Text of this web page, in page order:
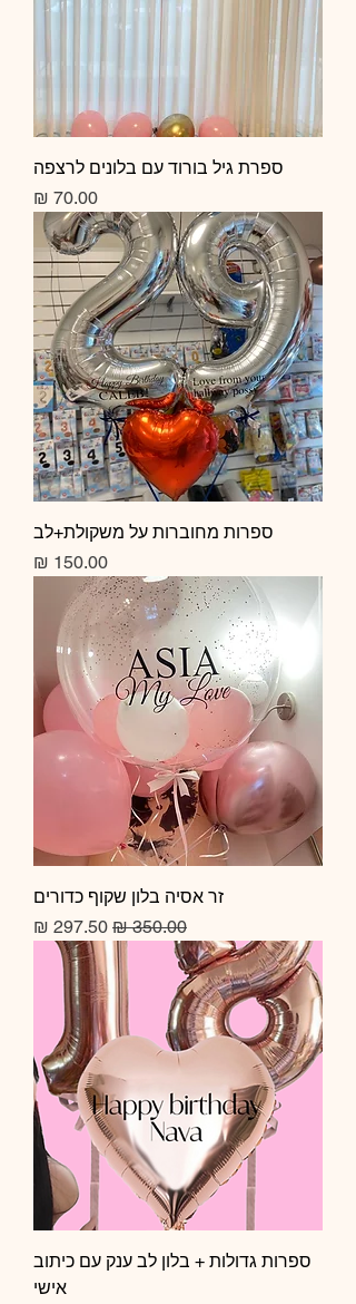
ספרת גיל בורוד עם בלונים לרצפה
מחיר
ספרות מחוברות על משקולת+לב
מחיר
זר אסיה בלון שקוף כדורים
מחיר רגיל מחיר מבצע
ספרות גדולות + בלון לב ענק עם כיתוב
אישי